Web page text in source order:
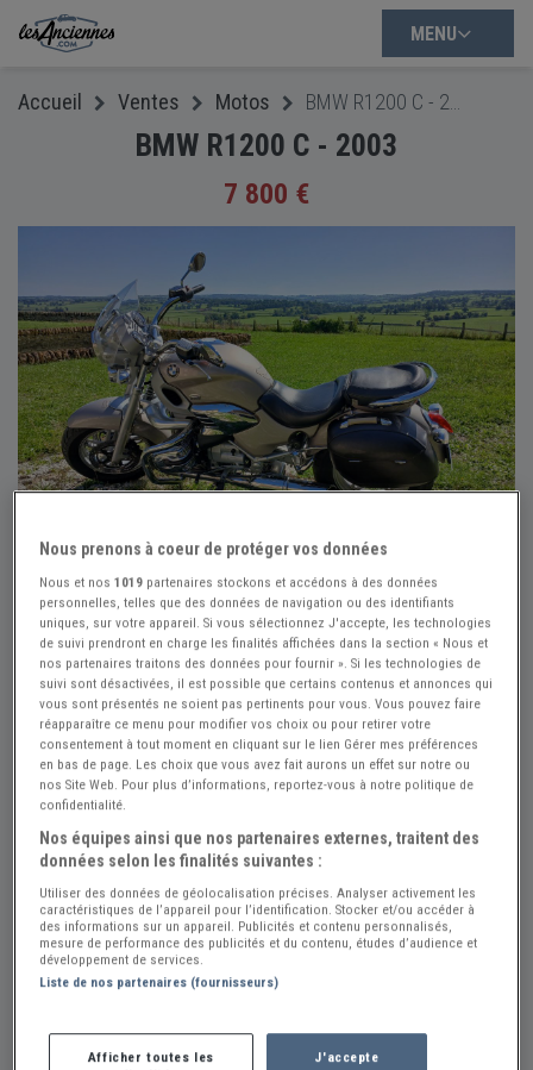
MENU
Accueil Ventes Motos
BMW R1200 C - 2003
7 800 €
+9
Réf : A875002 Actualisée le : 12/06/2026
BMW R1200 C - 2003
Créer une alerte BMW R1200
7 800 €
Vendeur Particulier
Saône et Loire (71) - ANZY-LE-DUC (71110)
Voir sur la carte
Nous prenons à coeur de protéger vos données
Nous et nos1019 partenaires stockons et accédons à des données
personnelles, telles que des données de navigation ou des identifiants
uniques, sur votre appareil. Si vous sélectionnez J'accepte, les technologies
de suivi prendront en charge les finalités affichées dans la section « Nous et
nos partenaires traitons des données pour fournir ». Si les technologies de
suivi sont désactivées, il est possible que certains contenus et annonces qui
vous sont présentés ne soient pas pertinents pour vous. Vous pouvez faire
réapparaître ce menu pour modifier vos choix ou pour retirer votre
consentement à tout moment en cliquant sur le lien Gérer mes préférences
en bas de page. Les choix que vous avez fait aurons un effet sur notre ou
nos Site Web. Pour plus d’informations, reportez-vous à notre politique de
confidentialité.
Nos équipes ainsi que nos partenaires externes, traitent des
données selon les finalités suivantes :
Utiliser des données de géolocalisation précises. Analyser activement les
caractéristiques de l’appareil pour l’identification. Stocker et/ou accéder à
des informations sur un appareil. Publicités et contenu personnalisés,
mesure de performance des publicités et du contenu, études d’audience et
développement de services.
Liste de nos partenaires (fournisseurs)
Afficher toutes les
J'accepte